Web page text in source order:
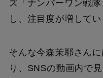
ズ「ナンバーワン戦
し、注目度が増してい
そんな今森茉耶さん
り、SNSの動画内で